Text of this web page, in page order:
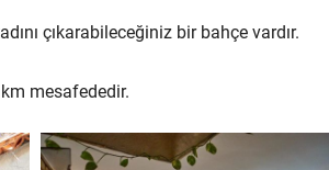
çıkarabileceğiniz bir bahçe vardır.
mesafededir.